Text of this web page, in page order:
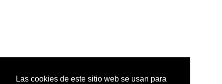
Las cookies de este sitio web se usan para